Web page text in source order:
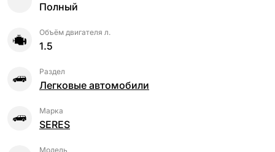
Полный
Объём двигателя л.
1.5
Раздел
Легковые автомобили
Марка
SERES
Модель